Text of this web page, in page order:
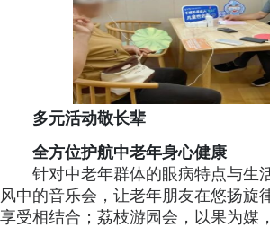
多元活动敬长辈
全方位护航中老年身心健康
针对中老年群体的眼病特点与生
风中的音乐会，让老年朋友在悠扬旋
享受相结合；荔枝游园会，以果为媒